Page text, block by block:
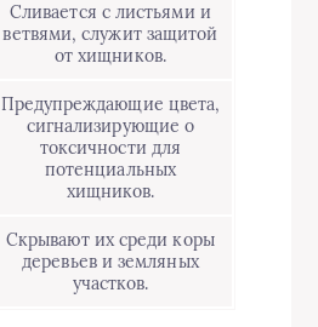
Сливается с листьями и
ветвями, служит защитой
от хищников.
Предупреждающие цвета,
сигнализирующие о
токсичности для
потенциальных
хищников.
Скрывают их среди коры
деревьев и земляных
участков.